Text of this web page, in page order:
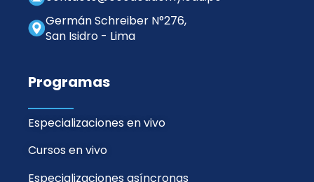
Germán Schreiber N°276,
San Isidro - Lima
Programas
Especializaciones en vivo
Cursos en vivo
Especializaciones asíncronas